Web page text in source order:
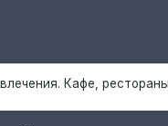
Кафе,